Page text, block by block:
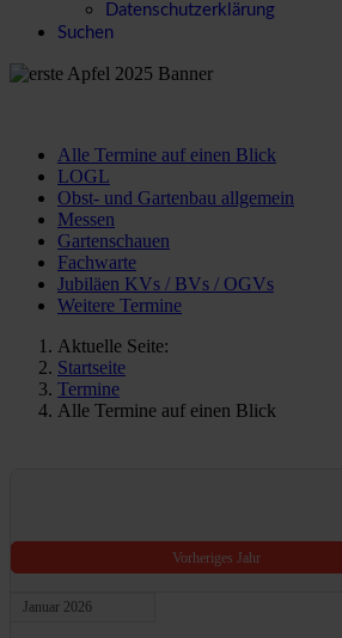
Datenschutzerklärung
Suchen
Alle Termine auf einen Blick
LOGL
Obst- und Gartenbau allgemein
Messen
Gartenschauen
Fachwarte
Jubiläen KVs / BVs / OGVs
Weitere Termine
Aktuelle Seite:
Startseite
Termine
Alle Termine auf einen Blick
Vorheriges Jahr
Januar 2026